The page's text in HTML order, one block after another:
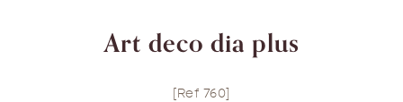
Art deco dia plus
[Ref 760]